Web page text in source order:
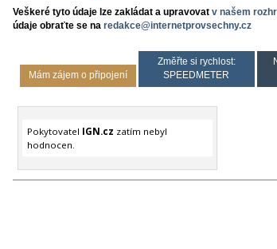
Veškeré tyto údaje lze zakládat a upravovat v našem
údaje obraťte se na redakce@internetprovsechny.cz
Mám zájem o připojení
Změřte si rychlost:
SPEEDMETER
Pokytovatel IGN.cz zatím nebyl
hodnocen.